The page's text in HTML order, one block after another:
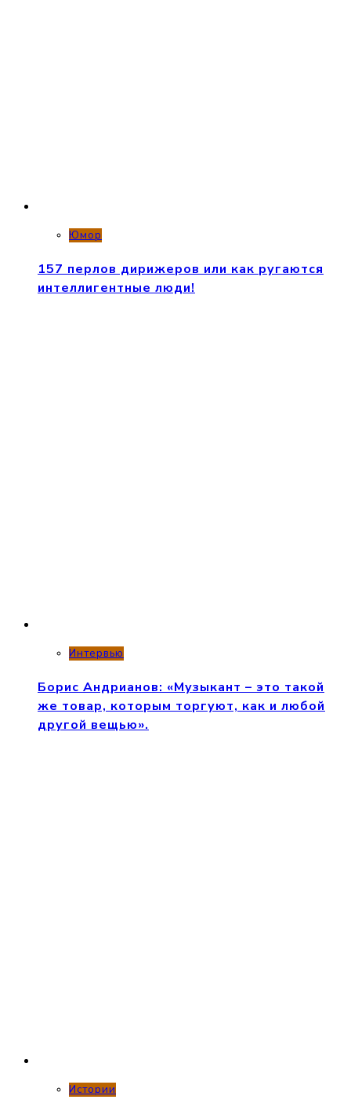
Юмор
157 перлов дирижеров или как ругаются
интеллигентные люди!
Интервью
Борис Андрианов: «Музыкант – это такой
же товар, которым торгуют, как и любой
другой вещью».
Истории